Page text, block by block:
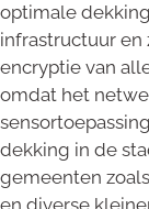
optimale
infrastructuur
encryptie van
omdat het
dekking in de
gemeenten